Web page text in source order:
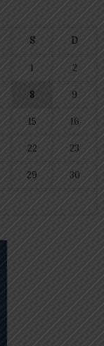
S D
1 2
8 9
15 16
22 23
29 30